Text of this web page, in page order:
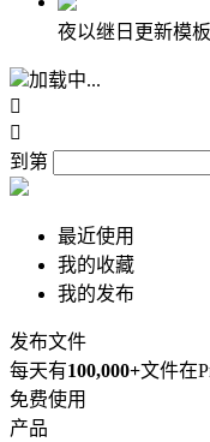
夜以继日更新模
加载中...


到第
最近使用
我的收藏
我的发布
发布文件
每天有100,000+文件在
免费使用
产品